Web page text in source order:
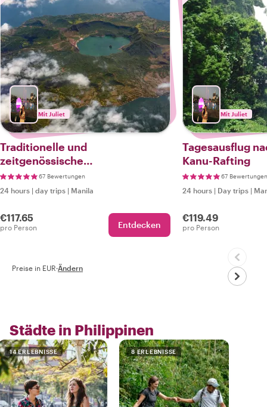
Mit Juliet
Traditionelle und
zeitgenössische
Sehenswürdigkeiten in Tagaytay
67 Bewertungen
24 hours | day trips | Manila
€117.65
pro Person Entdecken
Mit Juliet
Tagesausflug
Kanu-Rafting
67 Bewertungen
24 hours | Day trips |
€119.49
pro Person
Preise in EUR·Ändern
Städte in Philippinen
14 ERLEBNISSE 8 ERLEBNISSE